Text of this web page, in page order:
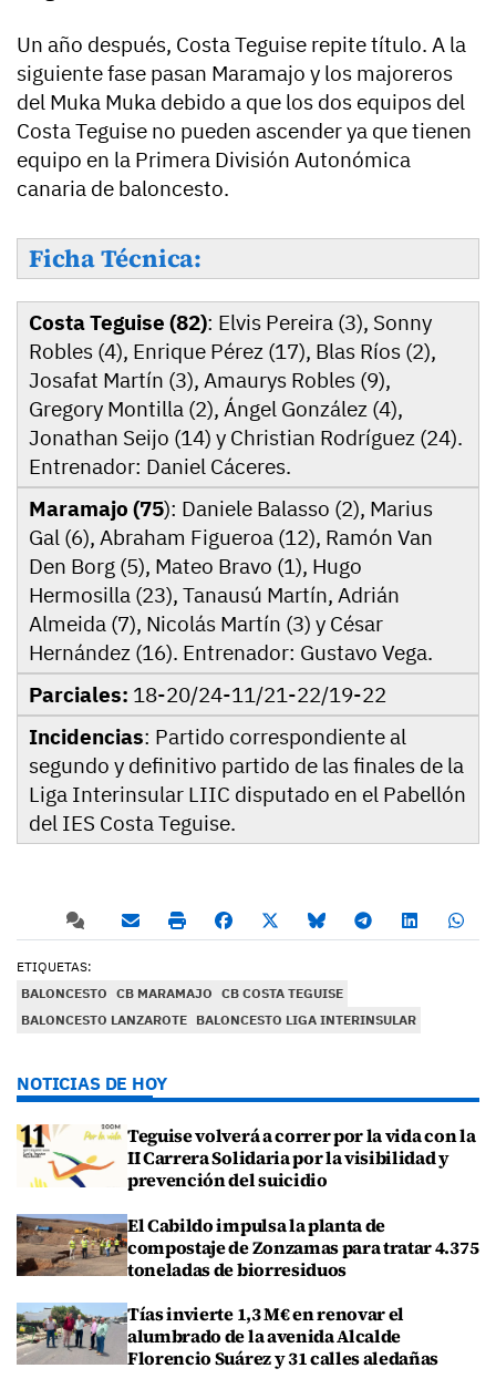
Un año después, Costa Teguise repite título. A la
siguiente fase pasan Maramajo y los majoreros
del Muka Muka debido a que los dos equipos del
Costa Teguise no pueden ascender ya que tienen
equipo en la Primera División Autonómica
canaria de baloncesto.
Ficha Técnica:
Costa Teguise (82): Elvis Pereira (3), Sonny
Robles (4), Enrique Pérez (17), Blas Ríos (2),
Josafat Martín (3), Amaurys Robles (9),
Gregory Montilla (2), Ángel González (4),
Jonathan Seijo (14) y Christian Rodríguez (24).
Entrenador: Daniel Cáceres.
Maramajo (75): Daniele Balasso (2), Marius
Gal (6), Abraham Figueroa (12), Ramón Van
Den Borg (5), Mateo Bravo (1), Hugo
Hermosilla (23), Tanausú Martín, Adrián
Almeida (7), Nicolás Martín (3) y César
Hernández (16). Entrenador: Gustavo Vega.
Parciales: 18-20/24-11/21-22/19-22
Incidencias: Partido correspondiente al
segundo y definitivo partido de las finales de la
Liga Interinsular LIIC disputado en el Pabellón
del IES Costa Teguise.
ETIQUETAS:
BALONCESTO CB MARAMAJO CB COSTA TEGUISE
BALONCESTO LANZAROTE BALONCESTO LIGA INTERINSULAR
NOTICIAS DE HOY
Teguise volverá a correr por la vida con la
II Carrera Solidaria por la visibilidad y
prevención del suicidio
El Cabildo impulsa la planta de
compostaje de Zonzamas para tratar 4.375
toneladas de biorresiduos
Tías invierte 1,3 M€ en renovar el
alumbrado de la avenida Alcalde
Florencio Suárez y 31 calles aledañas